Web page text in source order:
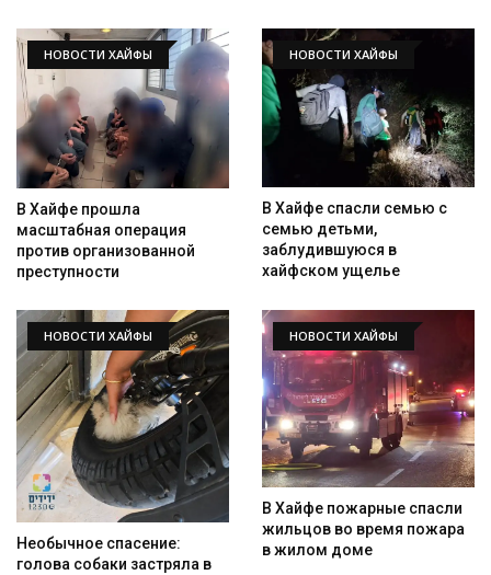
НОВОСТИ ХАЙФЫ
В Хайфе прошла
масштабная операция
против организованной
преступности
НОВОСТИ ХАЙФЫ
В Хайфе спасли семью с
семью детьми,
заблудившуюся в
хайфском ущелье
НОВОСТИ ХАЙФЫ
Необычное спасение:
голова собаки застряла в
НОВОСТИ ХАЙФЫ
В Хайфе пожарные спасли
жильцов во время пожара
в жилом доме